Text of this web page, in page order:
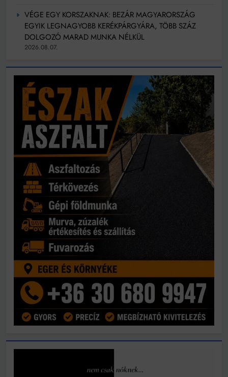
VÉGE EGY KORSZAKNAK: BEZÁR MAGYARORSZÁG
EGYIK LEGNAGYOBB KERÉKPÁRGYÁRA, TÖBB SZÁZ
DOLGOZÓ MARAD MUNKA NÉLKÜL
2026.08.07.